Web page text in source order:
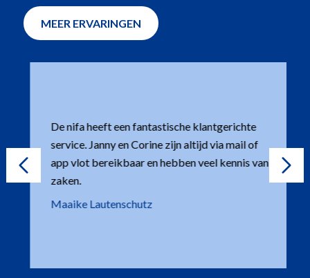
MEER ERVARINGEN
De nifa heeft een fantastische klantgerichte
service. Janny en Corine zijn altijd via mail of
app vlot bereikbaar en hebben veel kennis van
zaken.
Maaike Lautenschutz